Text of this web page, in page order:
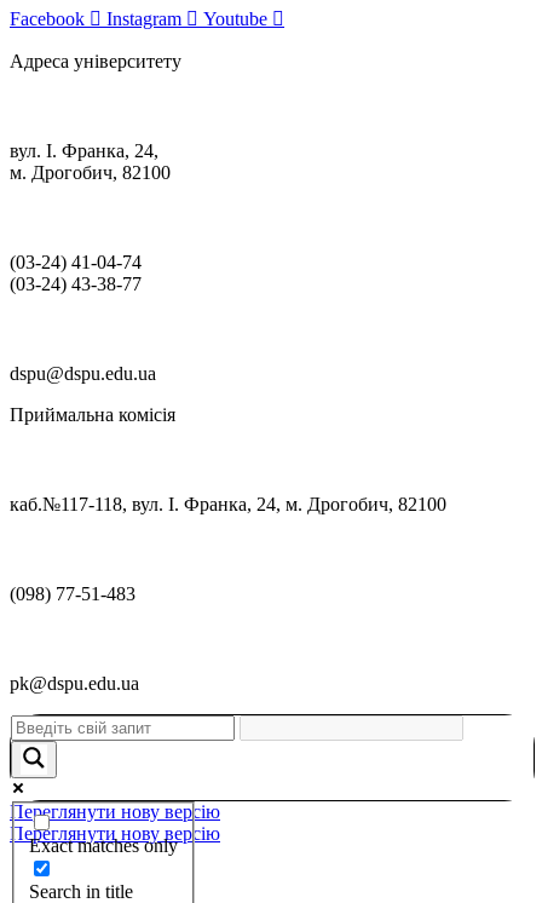
Facebook Instagram Youtube
Адреса університету
вул. І. Франка, 24,
м. Дрогобич, 82100
(03‑24) 41‑04‑74
(03‑24) 43‑38‑77
dspu@dspu.edu.ua
Приймальна комісія
каб.№117-118, вул. І. Франка, 24, м. Дрогобич, 82100
(098) 77-51-483
pk@dspu.edu.ua
Exact matches only
Search in title
Переглянути нову версію
Переглянути нову версію